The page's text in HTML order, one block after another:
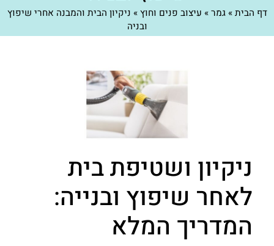
דף הבית»גמר» עיצוב פנים וחוץ» ניקיון הבית והמבנה אחרי שיפוץ
ובניה
ניקיון ושטיפת בית
לאחר שיפוץ ובנייה:
המדריך המלא